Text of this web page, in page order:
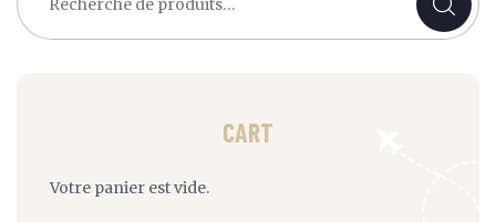
pour :
CART
Votre panier est vide.